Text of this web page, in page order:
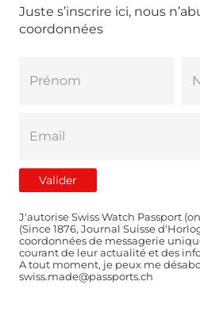
Juste s’inscrire ici, nous
coordonnées
J'autorise Swiss Watch Passport
(Since 1876, Journal Suisse
coordonnées de messagerie
courant de leur actualité et des
A tout moment, je peux me
swiss.made@passports.ch